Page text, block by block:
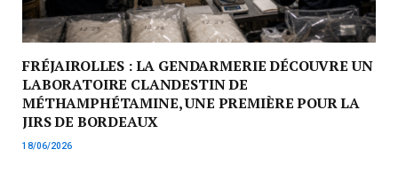
FRÉJAIROLLES : LA GENDARMERIE DÉCOUVRE UN
LABORATOIRE CLANDESTIN DE
MÉTHAMPHÉTAMINE, UNE PREMIÈRE POUR LA
JIRS DE BORDEAUX
18/06/2026